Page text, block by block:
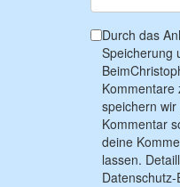
Durch das
Speicherung
Kommentare
speichern
Kommentar
deine
lassen.